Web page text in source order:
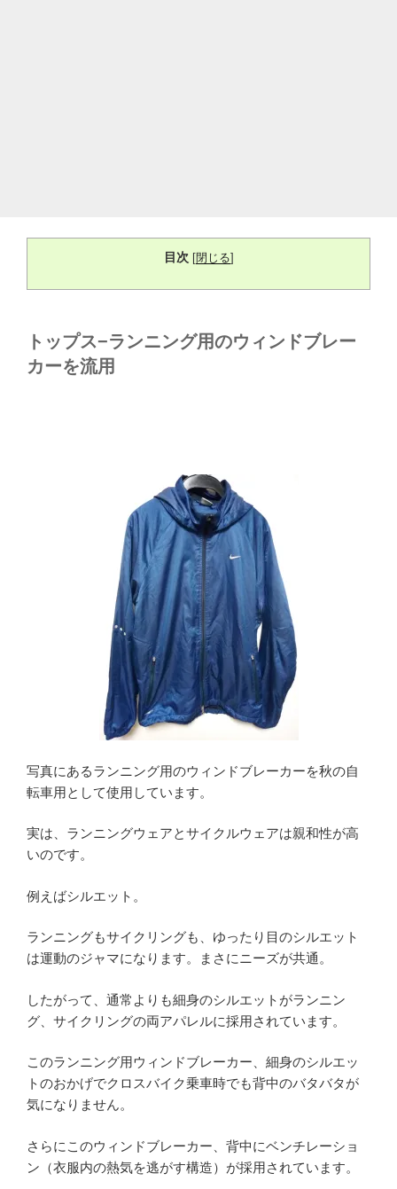
目次 [閉じる]
トップス−ランニング用のウィンドブレー
カーを流用
写真にあるランニング用のウィンドブレーカーを秋の自
転車用として使用しています。
実は、ランニングウェアとサイクルウェアは親和性が高
いのです。
例えばシルエット。
ランニングもサイクリングも、ゆったり目のシルエット
は運動のジャマになります。まさにニーズが共通。
したがって、通常よりも細身のシルエットがランニン
グ、サイクリングの両アパレルに採用されています。
このランニング用ウィンドブレーカー、細身のシルエッ
トのおかげでクロスバイク乗車時でも背中のバタバタが
気になりません。
さらにこのウィンドブレーカー、背中にベンチレーショ
ン（衣服内の熱気を逃がす構造）が採用されています。